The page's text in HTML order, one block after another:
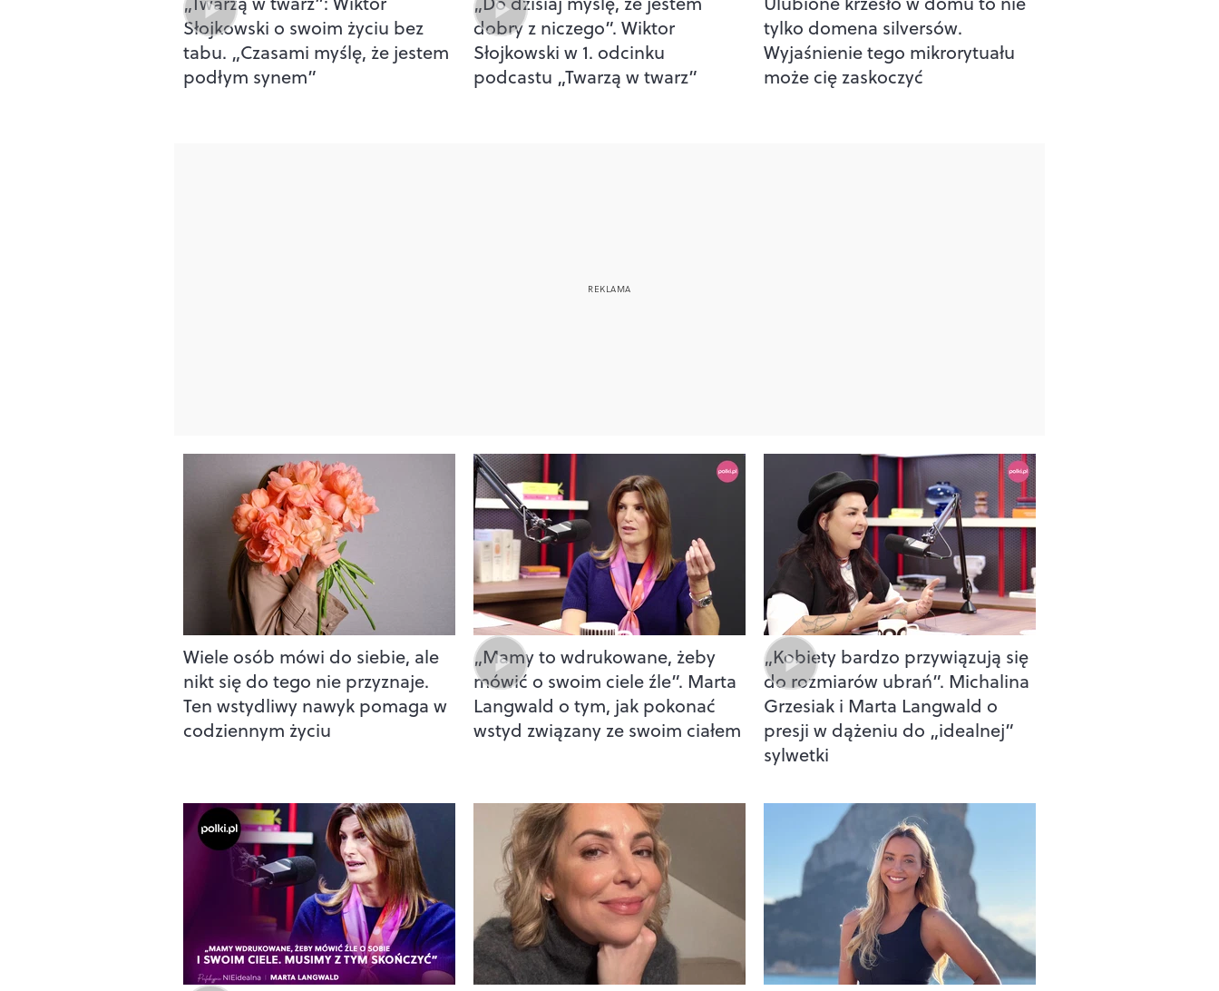
Słojkowski o swoim życiu bez
tabu. „Czasami myślę, że jestem
podłym synem”
dobry z niczego”. Wiktor
Słojkowski w 1. odcinku
podcastu „Twarzą w twarz”
tylko domena silversów.
Wyjaśnienie tego mikrorytuału
może cię zaskoczyć
Wiele osób mówi do siebie, ale
nikt się do tego nie przyznaje.
Ten wstydliwy nawyk pomaga w
codziennym życiu
„Mamy to wdrukowane, żeby
mówić o swoim ciele źle”. Marta
Langwald o tym, jak pokonać
wstyd związany ze swoim ciałem
„Kobiety bardzo przywiązują się
do rozmiarów ubrań”. Michalina
Grzesiak i Marta Langwald o
presji w dążeniu do „idealnej”
sylwetki